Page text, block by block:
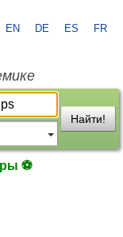
EN DE ES FR
Найти!
⚽